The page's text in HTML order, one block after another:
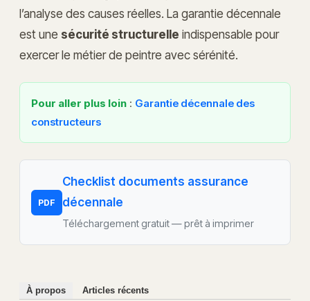
l’analyse des causes réelles. La garantie décennale
est une sécurité structurelle indispensable pour
exercer le métier de peintre avec sérénité.
Pour aller plus loin : Garantie décennale des
constructeurs
PDF
Checklist documents assurance
décennale
Téléchargement gratuit — prêt à imprimer
À propos Articles récents